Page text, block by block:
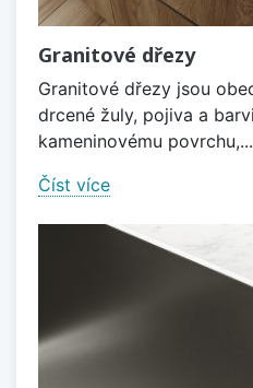
Granitové dřezy
Granitové dřezy jsou
drcené žuly, pojiva a
kameninovému povrchu,...
Číst více